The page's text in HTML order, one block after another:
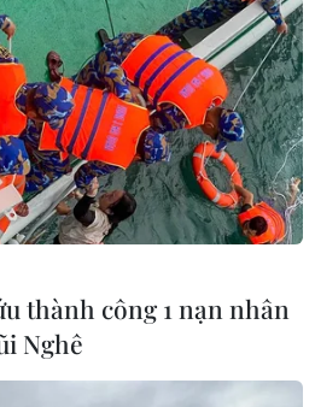
thành công 1 nạn nhân
Nghê